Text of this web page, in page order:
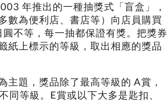
年推出的一種抽獎式「盲盒」，
數為便利店、書店等）向店員購買
不等，每一抽都保證有獎。把獎券
紙上標示的等級，取出相應的獎品
主題，獎品除了最高等級的 A賞，
同等級。E賞或以下大多是匙扣、